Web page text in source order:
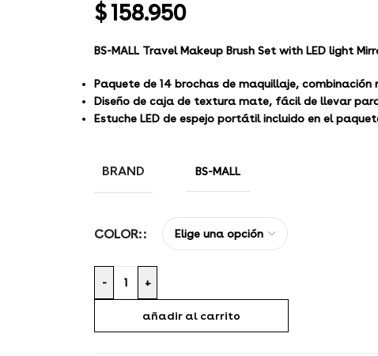
$158.950
BS-MALL Travel Makeup Brush Set with LED light
Paquete de 14 brochas de maquillaje,
Diseño de caja de textura mate, fácil de llevar
Estuche LED de espejo portátil incluido en el
BRAND BS-MALL
COLOR:
- +
añadir al carrito